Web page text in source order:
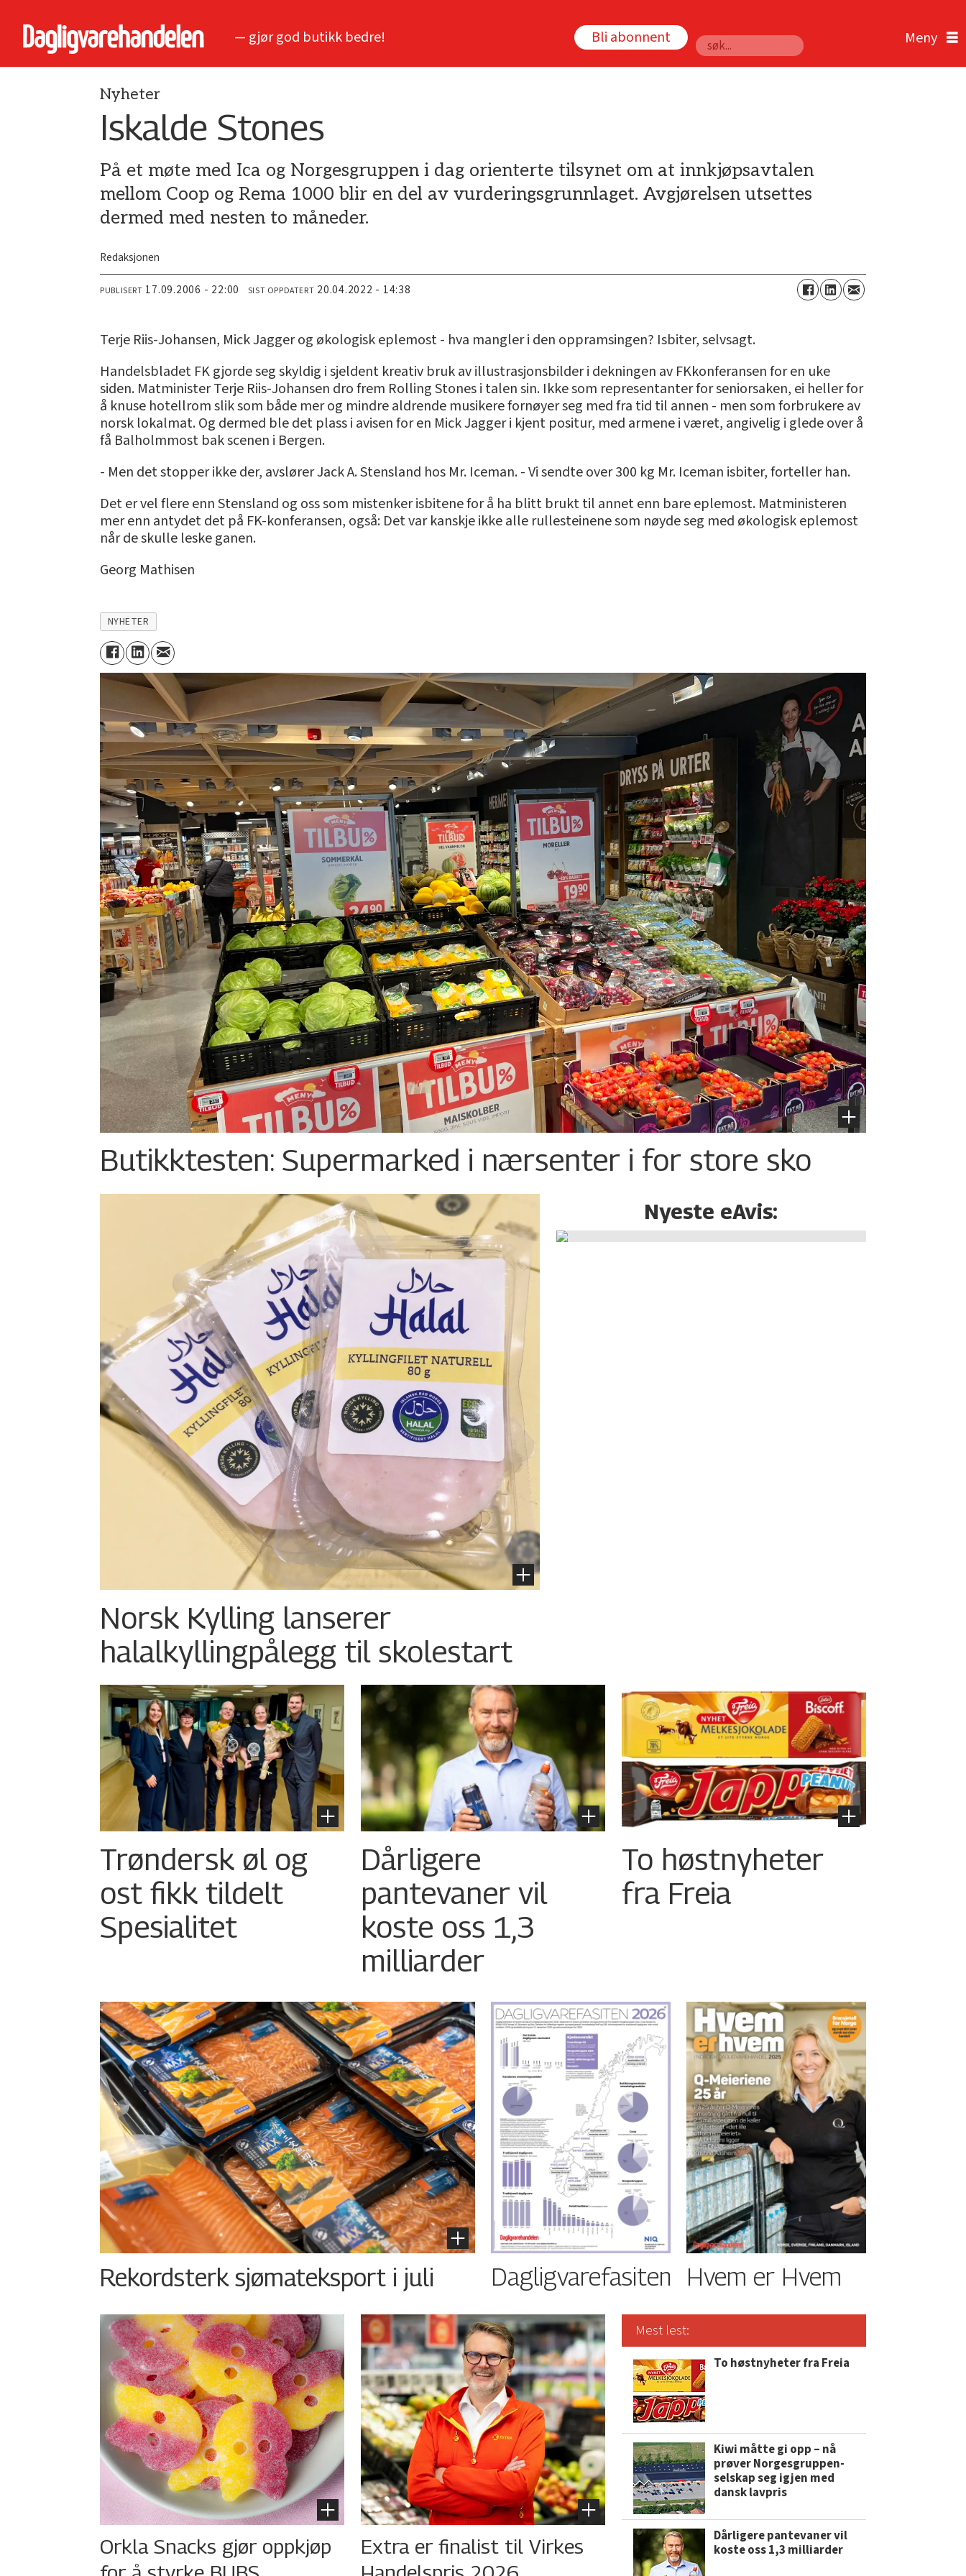
— gjør god butikk bedre! Bli abonnent
Søk
Nyheter
Iskalde Stones
På et møte med Ica og Norgesgruppen i dag orienterte tilsynet om at innkjøpsavtalen
mellom Coop og Rema 1000 blir en del av vurderingsgrunnlaget. Avgjørelsen utsettes
dermed med nesten to måneder.
Redaksjonen
PUBLISERT 17.09.2006 - 22:00 SIST OPPDATERT 20.04.2022 - 14:38
Terje Riis-Johansen, Mick Jagger og økologisk eplemost - hva mangler i den oppramsingen? Isbiter, selvsagt.
Handelsbladet FK gjorde seg skyldig i sjeldent kreativ bruk av illustrasjonsbilder i dekningen av FKkonferansen for en uke
siden. Matminister Terje Riis-Johansen dro frem Rolling Stones i talen sin. Ikke som representanter for seniorsaken, ei heller for
å knuse hotellrom slik som både mer og mindre aldrende musikere fornøyer seg med fra tid til annen - men som forbrukere av
norsk lokalmat. Og dermed ble det plass i avisen for en Mick Jagger i kjent positur, med armene i været, angivelig i glede over å
få Balholmmost bak scenen i Bergen.
- Men det stopper ikke der, avslører Jack A. Stensland hos Mr. Iceman. - Vi sendte over 300 kg Mr. Iceman isbiter, forteller han.
Det er vel flere enn Stensland og oss som mistenker isbitene for å ha blitt brukt til annet enn bare eplemost. Matministeren
mer enn antydet det på FK-konferansen, også: Det var kanskje ikke alle rullesteinene som nøyde seg med økologisk eplemost
når de skulle leske ganen.
Georg Mathisen
NYHETER
Butikktesten: Supermarked i nærsenter i for store sko
Norsk Kylling lanserer
halalkylling­pålegg til skolestart
Nyeste eAvis:
Trøndersk øl og
ost fikk tildelt
Spesialitet
Dårligere
pantevaner vil
koste oss 1,3
milliarder
To høstnyheter
fra Freia
Rekordsterk sjømateksport i juli Dagligvarefasiten Hvem er Hvem
Orkla Snacks gjør oppkjøp
Extra er finalist til Virkes
Mest lest:
To høstnyheter fra Freia
Kiwi måtte gi opp – nå
prøver Norgesgruppen-
selskap seg igjen med
dansk lavpris
Dårligere pantevaner vil
koste oss 1,3 milliarder